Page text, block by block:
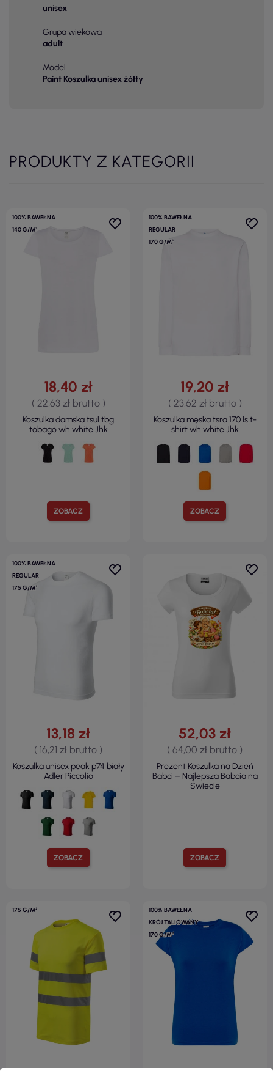
unisex
Grupa wiekowa
adult
Model
Paint Koszulka unisex żółty
PRODUKTY Z KATEGORII
100% BAWEŁNA
140 G/M²
ZOBACZ
18,40 zł
( 22,63 zł brutto )
Koszulka damska tsul tbg
tobago wh white Jhk
100% BAWEŁNA
REGULAR
170 G/M²
ZOBACZ
19,20 zł
( 23,62 zł brutto )
Koszulka męska tsra 170 ls t-
shirt wh white Jhk
100% BAWEŁNA
REGULAR
175 G/M²
ZOBACZ
13,18 zł
( 16,21 zł brutto )
Koszulka unisex peak p74 biały
Adler Piccolio
ZOBACZ
52,03 zł
( 64,00 zł brutto )
Prezent Koszulka na Dzień
Babci – Najlepsza Babcia na
Świecie
175 G/M²
100% BAWEŁNA
KRÓJ TALIOWANY
170 G/M²